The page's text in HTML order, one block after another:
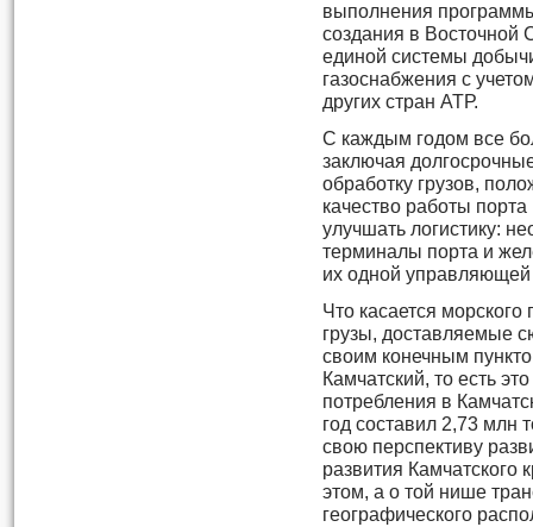
выполнения
создания в Восточной
единой системы
газоснабжения с
других стран АТР.
С каждым годом все
заключая
обработку грузов,
качество работы
улучшать логистику:
терминалы порта и
их одной управляющей
Что касается
грузы, доставляемые
своим конечным
Камчатский, то есть
потребления в
год составил 2,73 млн
свою перспективу
развития Камчатского
этом, а о той нише
географического